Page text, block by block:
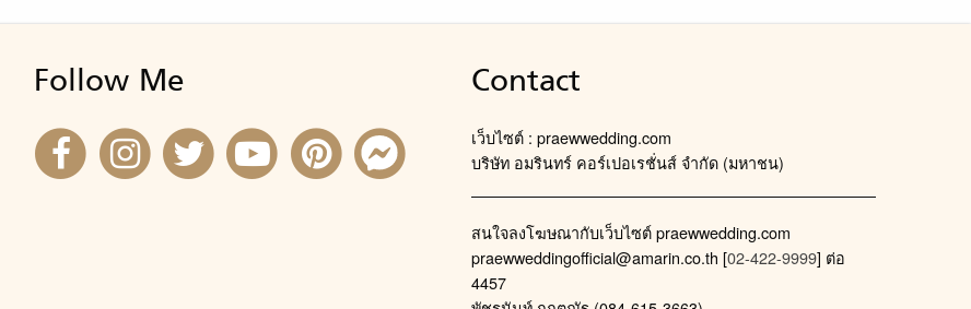
Follow Me Contact
เว็บไซต์ : praewwedding.com
บริษัท อมรินทร์ คอร์เปอเรชั่นส์ จำกัด (มหาชน)
สนใจลงโฆษณากับเว็บไซต์ praewwedding.com
praewweddingofficial@amarin.co.th [02-422-9999] ต่อ
4457